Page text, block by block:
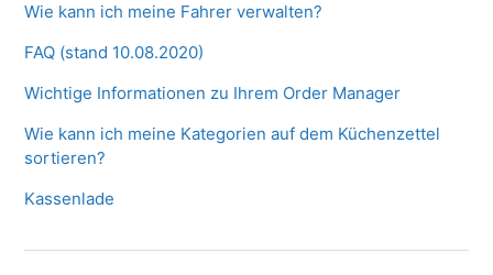
Wie kann ich meine Fahrer verwalten?
FAQ (stand 10.08.2020)
Wichtige Informationen zu Ihrem Order Manager
Wie kann ich meine Kategorien auf dem Küchenzettel
sortieren?
Kassenlade